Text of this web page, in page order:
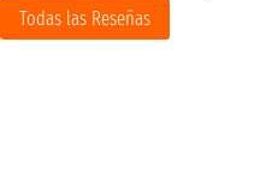
Todas las Reseñas